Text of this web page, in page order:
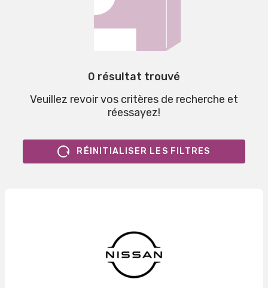
0 résultat trouvé
Veuillez revoir vos critères de recherche et
réessayez!
RÉINITIALISER LES FILTRES